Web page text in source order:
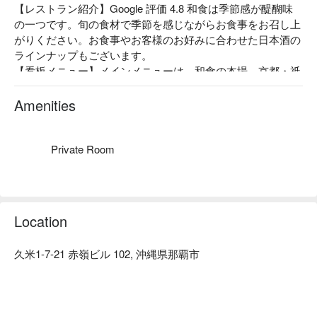
【レストラン紹介】Google 評価 4.8 和食は季節感が醍醐味
の一つです。旬の食材で季節を感じながらお食事をお召し上
がりください。お食事やお客様のお好みに合わせた日本酒の
ラインナップもございます。
【看板メニュー】メインメニューは、和食の本場、京都・祇
園の割烹で腕を磨いた大将の、おまかせ「 5 品 」「 7 品 」
「 9 品 」の 3 コースです。
やご友人と美味しい和食でゆっくりと過ごしたい時、お一人
Amenities
Private Room
Location
久米1-7-21 赤嶺ビル 102, 沖縄県那覇市